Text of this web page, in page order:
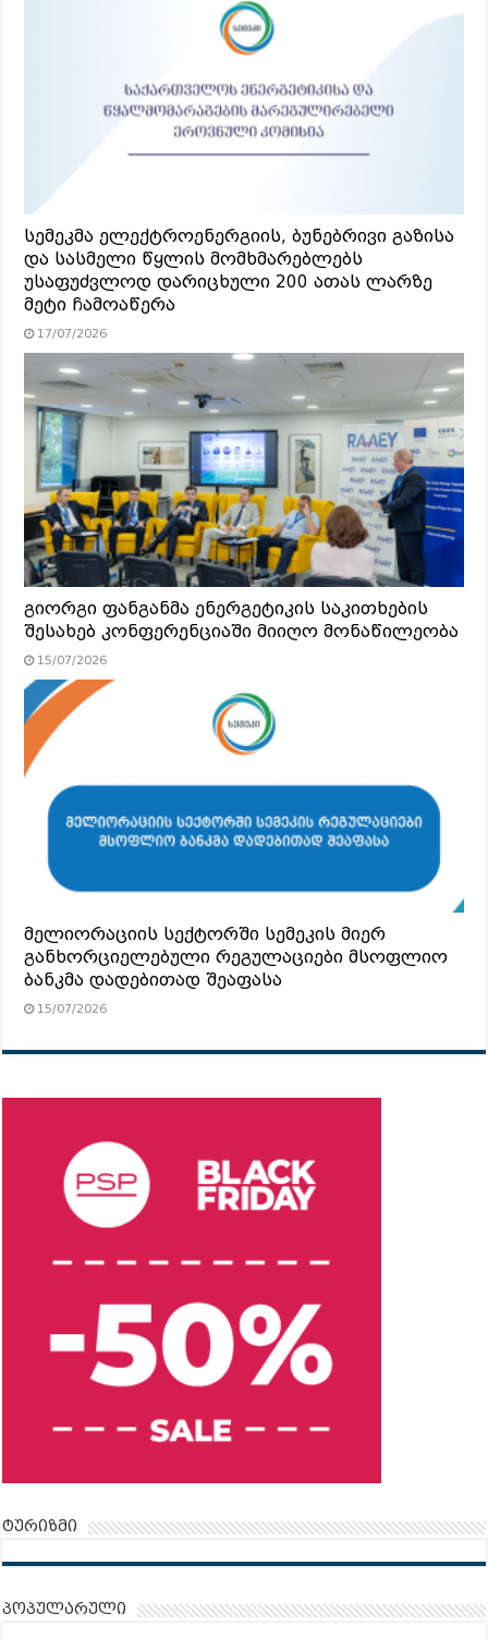
სემეკმა ელექტროენერგიის, ბუნებრივი გაზისა
და სასმელი წყლის მომხმარებლებს
უსაფუძვლოდ დარიცხული 200 ათას ლარზე
მეტი ჩამოაწერა
17/07/2026
გიორგი ფანგანმა ენერგეტიკის საკითხების
შესახებ კონფერენციაში მიიღო მონაწილეობა
15/07/2026
მელიორაციის სექტორში სემეკის მიერ
განხორციელებული რეგულაციები მსოფლიო
ბანკმა დადებითად შეაფასა
15/07/2026
ტურიზმი
პოპულარული